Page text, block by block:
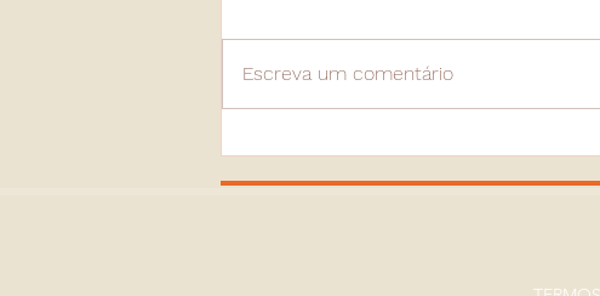
Para Encontrar o Profissional
Escreva um comentário